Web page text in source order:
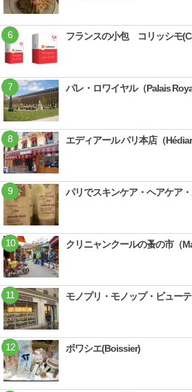
フランスの小包 コリッシモ
パレ・ロワイヤル（Palais
エディアール パリ本店（
パリでスキンケア・ヘアケア
クリニャンクールの蚤の市（
モノプリ・モノップ・ビュー
ボワシエ(Boissier)